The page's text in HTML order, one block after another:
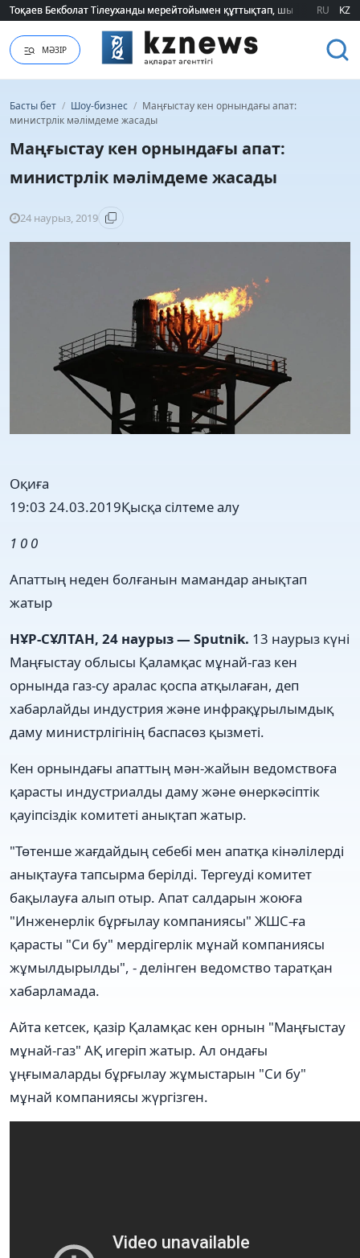
Тоқаев Бекболат Тілеуханды мерейтойымен құттықтап, шығармашылық
Тоқаев Бекболат Тілеуханды мерейтойымен құттықтап, шығармашылық
RU KZ
МӘЗІР
Басты бет / Шоу-бизнес / Маңғыстау кен орнындағы апат:
министрлік мәлімдеме жасады
Маңғыстау кен орнындағы апат:
министрлік мәлімдеме жасады
24 наурыз, 2019
Оқиға
19:03 24.03.2019Қысқа сілтеме алу
1 0 0
Апаттың неден болғанын мамандар анықтап
жатыр
НҰР-СҰЛТАН, 24 наурыз — Sputnik. 13 наурыз күні
Маңғыстау облысы Қаламқас мұнай-газ кен
орнында газ-су аралас қоспа атқылаған, деп
хабарлайды индустрия және инфрақұрылымдық
даму министрлігінің баспасөз қызметі.
Кен орнындағы апаттың мән-жайын ведомствоға
қарасты индустриалды даму және өнеркәсіптік
қауіпсіздік комитеті анықтап жатыр.
"Төтенше жағдайдың себебі мен апатқа кінәлілерді
анықтауға тапсырма берілді. Тергеуді комитет
бақылауға алып отыр. Апат салдарын жоюға
"Инженерлік бұрғылау компаниясы" ЖШС-ға
қарасты "Си бу" мердігерлік мұнай компаниясы
жұмылдырылды", - делінген ведомство таратқан
хабарламада.
Айта кетсек, қазір Қаламқас кен орнын "Маңғыстау
мұнай-газ" АҚ игеріп жатыр. Ал ондағы
ұңғымаларды бұрғылау жұмыстарын "Си бу"
мұнай компаниясы жүргізген.